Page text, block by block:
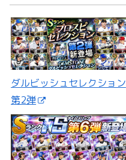
ダルビッシュセレクション
第2弾